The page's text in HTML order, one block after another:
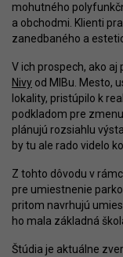
mohutného
a obchodmi. Klienti
zanedbaného a
V ich prospech, ako
Nivy od MIBu. Mesto,
lokality, pristúpilo k
podkladom pre
plánujú rozsiahlu
by tu ale rado videlo
Z tohto dôvodu v
pre umiestnenie
pritom navrhujú
ho mala základná
Štúdia je aktuálne